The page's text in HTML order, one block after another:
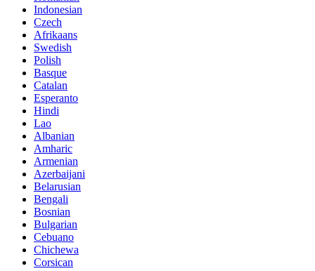
Indonesian
Czech
Afrikaans
Swedish
Polish
Basque
Catalan
Esperanto
Hindi
Lao
Albanian
Amharic
Armenian
Azerbaijani
Belarusian
Bengali
Bosnian
Bulgarian
Cebuano
Chichewa
Corsican